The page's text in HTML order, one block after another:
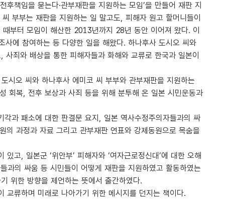
책임을 묻는다·관부재판을 지원하는 모임’을 만들어 재판 지
부부는 재판을 지원하는 일 말고도, 피해자 원고 할머니들이
부터 모임이 해산한 2013년까지 28년 동안 이어져 왔다. 이
에 참여하는 등 다양한 일을 해왔다. 하나후사 도시오 씨와
죄와 배상을 통한 피해자들과 화해와 교류로 한국과 일본이
시오 씨와 하나후사 에미코 씨 부부와 관부재판을 지원하는
회복, 전후 보상과 사죄 등을 위해 분투해 온 일본 시민운동과
과 패소에 대한 판결문 요지, 일본 역사수정주의자들과의 싸
의 과정과 자료 그리고 관부재판 연표와 강제동원으로 목숨을
고, 일본군 ‘위안부’ 피해자와 ‘여자근로정신대’에 대한 오해
과의 싸움 등 시민들이 어떻게 재판을 지원하였고 활동하였는
위한 방향을 제언하는 뜻에서 출간하였다.
교류하며 미래로 나아가기 위한 메시지를 던지는 책이다.